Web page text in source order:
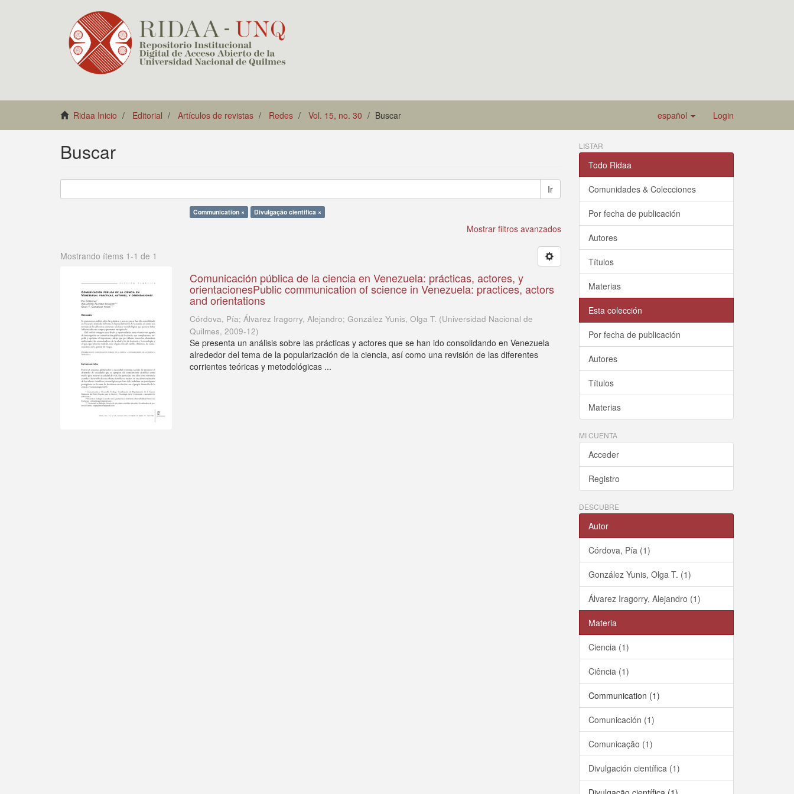
Ridaa Inicio Editorial Artículos de revistas Redes Vol. 15, no. 30 Buscar español Login
Buscar
Ir
Communication × Divulgação científica ×
Mostrar filtros avanzados
Mostrando ítems 1-1 de 1
Comunicación pública de la ciencia en Venezuela: prácticas, actores, y
orientacionesPublic communication of science in Venezuela: practices, actors
and orientations
Córdova, Pía; Álvarez Iragorry, Alejandro; González Yunis, Olga T. (Universidad Nacional de
Quilmes,2009-12)
Se presenta un análisis sobre las prácticas y actores que se han ido consolidando en Venezuela
alrededor del tema de la popularización de la ciencia, así como una revisión de las diferentes
corrientes teóricas y metodológicas ...
LISTAR
Todo Ridaa
Comunidades & Colecciones
Por fecha de publicación
Autores
Títulos
Materias
Esta colección
Por fecha de publicación
Autores
Títulos
Materias
MI CUENTA
Acceder
Registro
DESCUBRE
Autor
Córdova, Pía (1)
González Yunis, Olga T. (1)
Álvarez Iragorry, Alejandro (1)
Materia
Ciencia (1)
Ciência (1)
Communication (1)
Comunicación (1)
Comunicação (1)
Divulgación científica (1)